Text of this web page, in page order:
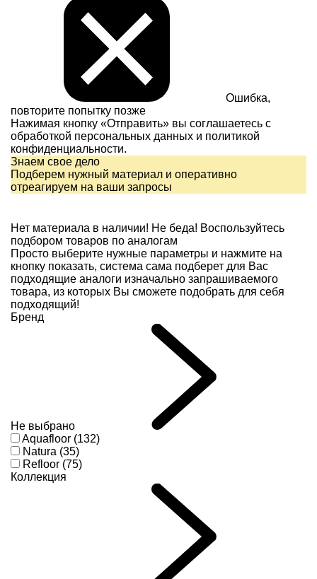
Ошибка,
повторите попытку позже
Нажимая кнопку «Отправить» вы соглашаетесь с
обработкой персональных данных и политикой
конфиденциальности.
Знаем свое дело
Подберем нужный материал и оперативно
отреагируем на ваши запросы
Нет материала в наличии! Не беда! Воспользуйтесь
подбором товаров по аналогам
Просто выберите нужные параметры и нажмите на
кнопку показать, система сама подберет для Вас
подходящие аналоги изначально запрашиваемого
товара, из которых Вы сможете подобрать для себя
подходящий!
Бренд
Не выбрано
Aquafloor (132)
Natura (35)
Refloor (75)
Коллекция